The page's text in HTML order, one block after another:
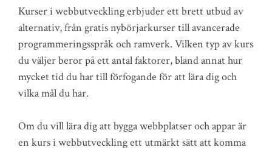
Kurser i webbutveckling erbjuder ett brett utbud av
alternativ, från gratis nybörjarkurser till avancerade
programmeringsspråk och ramverk. Vilken typ av kurs
du väljer beror på ett antal faktorer, bland annat hur
mycket tid du har till förfogande för att lära dig och
vilka mål du har.
Om du vill lära dig att bygga webbplatser och appar är
en kurs i webbutveckling ett utmärkt sätt att komma